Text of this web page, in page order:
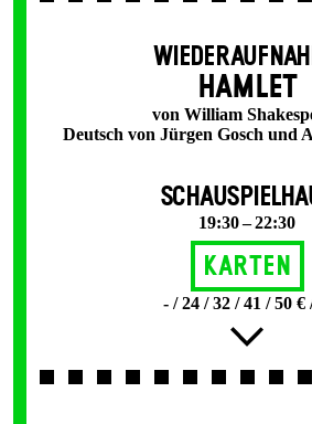
HAMLET
von William
Deutsch von Jürgen Gosch und
19:30 – 22:30
Karten
- / 24 / 32 / 41 / 50 €